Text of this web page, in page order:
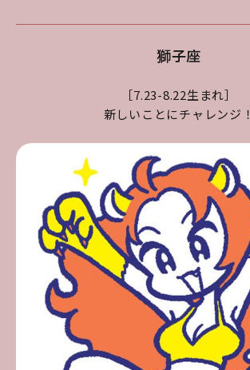
獅子座
［7.23-8.22生まれ］
新しいことにチャレンジ！